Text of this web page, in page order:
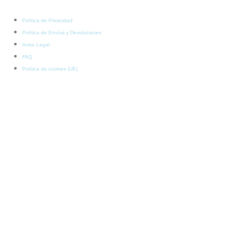
Política de Privacidad
Política de Envíos y Devoluciones
Aviso Legal
FAQ
Política de cookies (UE)